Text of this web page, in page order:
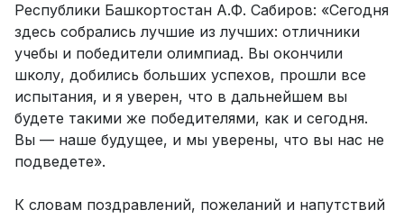
Республики Башкортостан А.Ф. Сабиров: «Сегодня
здесь собрались лучшие из лучших: отличники
учебы и победители олимпиад. Вы окончили
школу, добились больших успехов, прошли все
испытания, и я уверен, что в дальнейшем вы
будете такими же победителями, как и сегодня.
Вы — наше будущее, и мы уверены, что вы нас не
подведете».
К словам поздравлений, пожеланий и напутствий